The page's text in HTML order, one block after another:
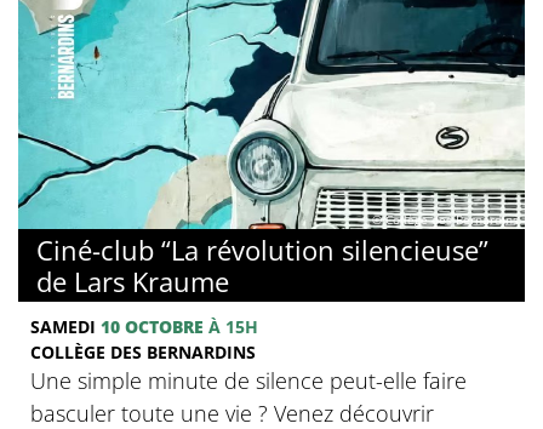
© Collège des Bernardins
Ciné-club “La révolution silencieuse”
de Lars Kraume
SAMEDI 10 OCTOBRE À 15H
COLLÈGE DES BERNARDINS
Une simple minute de silence peut-elle faire
basculer toute une vie ? Venez découvrir